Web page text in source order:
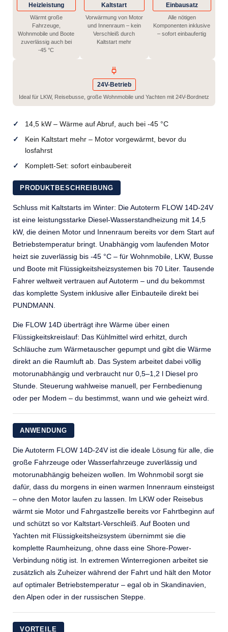
Heizleistung
Wärmt große
Fahrzeuge,
Wohnmobile und Boote
zuverlässig auch bei
-45 °C
Kaltstart
Vorwärmung von Motor
und Innenraum – kein
Verschleiß durch
Kaltstart mehr
Einbausatz
Alle nötigen
Komponenten inklusive
– sofort einbaufertig
24V-Betrieb
Ideal für LKW, Reisebusse, große Wohnmobile und Yachten mit 24V-Bordnetz
14,5 kW – Wärme auf Abruf, auch bei -45 °C
Kein Kaltstart mehr – Motor vorgewärmt, bevor du
losfahrst
Komplett-Set: sofort einbaubereit
PRODUKTBESCHREIBUNG
Schluss mit Kaltstarts im Winter: Die Autoterm FLOW 14D-24V
ist eine leistungsstarke Diesel-Wasserstandheizung mit 14,5
kW, die deinen Motor und Innenraum bereits vor dem Start auf
Betriebstemperatur bringt. Unabhängig vom laufenden Motor
heizt sie zuverlässig bis -45 °C – für Wohnmobile, LKW, Busse
und Boote mit Flüssigkeitsheizsystemen bis 70 Liter. Tausende
Fahrer weltweit vertrauen auf Autoterm – und du bekommst
das komplette System inklusive aller Einbauteile direkt bei
PUNDMANN.
Die FLOW 14D überträgt ihre Wärme über einen
Flüssigkeitskreislauf: Das Kühlmittel wird erhitzt, durch
Schläuche zum Wärmetauscher gepumpt und gibt die Wärme
direkt an die Raumluft ab. Das System arbeitet dabei völlig
motorunabhängig und verbraucht nur 0,5–1,2 l Diesel pro
Stunde. Steuerung wahlweise manuell, per Fernbedienung
oder per Modem – du bestimmst, wann und wie geheizt wird.
ANWENDUNG
Die Autoterm FLOW 14D-24V ist die ideale Lösung für alle, die
große Fahrzeuge oder Wasserfahrzeuge zuverlässig und
motorunabhängig beheizen wollen. Im Wohnmobil sorgt sie
dafür, dass du morgens in einen warmen Innenraum einsteigst
– ohne den Motor laufen zu lassen. Im LKW oder Reisebus
wärmt sie Motor und Fahrgastzelle bereits vor Fahrtbeginn auf
und schützt so vor Kaltstart-Verschleiß. Auf Booten und
Yachten mit Flüssigkeitsheizsystem übernimmt sie die
komplette Raumheizung, ohne dass eine Shore-Power-
Verbindung nötig ist. In extremen Winterregionen arbeitet sie
zusätzlich als Zuheizer während der Fahrt und hält den Motor
auf optimaler Betriebstemperatur – egal ob in Skandinavien,
den Alpen oder in der russischen Steppe.
VORTEILE